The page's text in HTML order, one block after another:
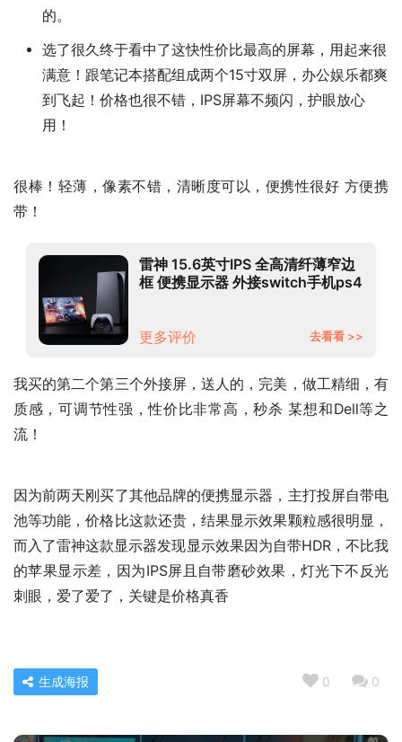
的。
选了很久终于看中了这快性价比最高的屏幕，用起来很
满意！跟笔记本搭配组成两个15寸双屏，办公娱乐都爽
到飞起！价格也很不错，IPS屏幕不频闪，护眼放心
用！
很棒！轻薄，像素不错，清晰度可以，便携性很好 方便携
带！
雷神 15.6英寸IPS 全高清纤薄窄边
框 便携显示器 外接switch手机ps4
更多评价 去看看 >>
我买的第二个第三个外接屏，送人的，完美，做工精细，有
质感，可调节性强，性价比非常高，秒杀 某想和Dell等之
流！
因为前两天刚买了其他品牌的便携显示器，主打投屏自带电
池等功能，价格比这款还贵，结果显示效果颗粒感很明显，
而入了雷神这款显示器发现显示效果因为自带HDR，不比我
的苹果显示差，因为IPS屏且自带磨砂效果，灯光下不反光
刺眼，爱了爱了，关键是价格真香
0 0
生成海报